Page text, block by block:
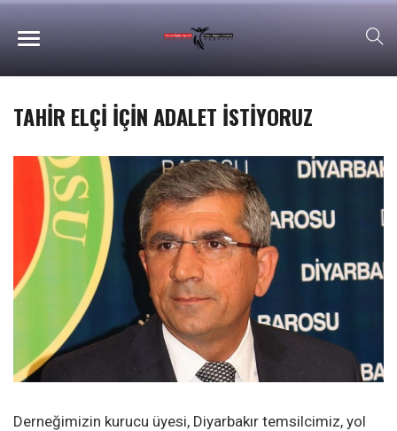
TAHİR ELÇİ İÇİN ADALET İSTİYORUZ
Derneğimizin kurucu üyesi, Diyarbakır temsilcimiz, yol